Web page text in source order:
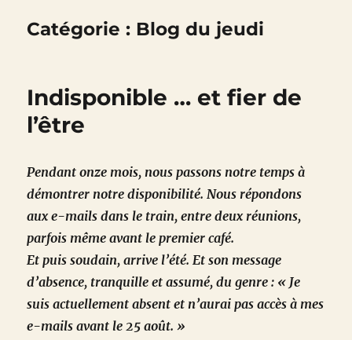
Catégorie : Blog du jeudi
Indisponible … et fier de
l’être
Pendant onze mois, nous passons notre temps à
démontrer notre disponibilité. Nous répondons
aux e-mails dans le train, entre deux réunions,
parfois même avant le premier café.
Et puis soudain, arrive l’été. Et son message
d’absence, tranquille et assumé, du genre : « Je
suis actuellement absent et n’aurai pas accès à mes
e-mails avant le 25 août. »